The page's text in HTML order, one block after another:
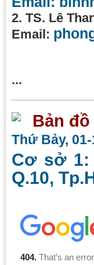
2. TS. Lê
Email:
...
Bản
Thứ Bảy,
Cơ sở 1:
Q.10,